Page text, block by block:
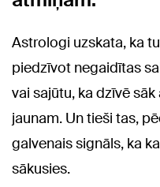
Astrologi uzskata, ka
piedzīvot negaidītas
vai sajūtu, ka dzīvē
jaunam. Un tieši tas,
galvenais signāls, ka
sākusies.